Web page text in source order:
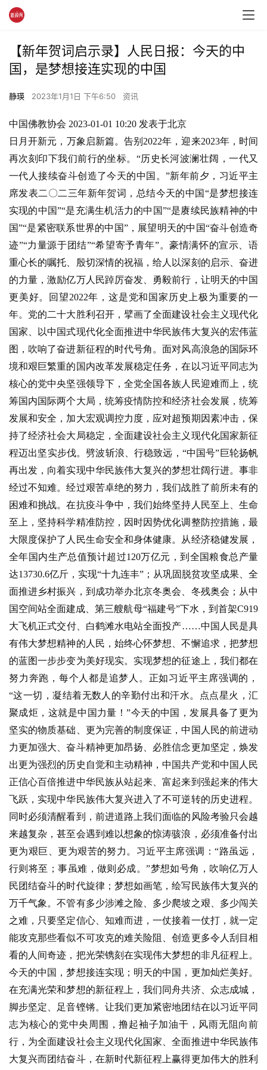
资
讯
八
点
僧
音
高
僧
访
谈
心
【新年贺词启示录】人民日报：今天的中
国，是梦想接连实现的中国
静瑛 2023年1月1日 下午6:50 资讯
中国佛教协会 2023-01-01 10:20 发表于北京
日月开新元，万象启新篇。告别2022年，迎来2023年，时间
再次刻印下我们前行的坐标。“历史长河波澜壮阔，一代又
一代人接续奋斗创造了今天的中国。”新年前夕，习近平主
席发表二〇二三年新年贺词，总结今天的中国“是梦想接连
实现的中国”“是充满生机活力的中国”“是赓续民族精神的中
国”“是紧密联系世界的中国”，展望明天的中国“奋斗创造奇
迹”“力量源于团结”“希望寄予青年”。豪情满怀的宣示、语
重心长的嘱托、殷切深情的祝福，给人以深刻的启示、奋进
的力量，激励亿万人民踔厉奋发、勇毅前行，让明天的中国
更美好。回望2022年，这是党和国家历史上极为重要的一
年。党的二十大胜利召开，擘画了全面建设社会主义现代化
国家、以中国式现代化全面推进中华民族伟大复兴的宏伟蓝
图，吹响了奋进新征程的时代号角。面对风高浪急的国际环
境和艰巨繁重的国内改革发展稳定任务，在以习近平同志为
核心的党中央坚强领导下，全党全国各族人民迎难而上，统
筹国内国际两个大局，统筹疫情防控和经济社会发展，统筹
发展和安全，加大宏观调控力度，应对超预期因素冲击，保
持了经济社会大局稳定，全面建设社会主义现代化国家新征
程迈出坚实步伐。劈波斩浪、行稳致远，“中国号”巨轮扬帆
再出发，向着实现中华民族伟大复兴的梦想壮阔行进。事非
经过不知难。经过艰苦卓绝的努力，我们战胜了前所未有的
困难和挑战。在抗疫斗争中，我们始终坚持人民至上、生命
至上，坚持科学精准防控，因时因势优化调整防控措施，最
大限度保护了人民生命安全和身体健康。从经济稳健发展，
全年国内生产总值预计超过120万亿元，到全国粮食总产量
达13730.6亿斤，实现“十九连丰”；从巩固脱贫攻坚成果、全
面推进乡村振兴，到成功举办北京冬奥会、冬残奥会；从中
国空间站全面建成、第三艘航母“福建号”下水，到首架C919
大飞机正式交付、白鹤滩水电站全面投产……中国人民是具
有伟大梦想精神的人民，始终心怀梦想、不懈追求，把梦想
的蓝图一步步变为美好现实。实现梦想的征途上，我们都在
努力奔跑，每个人都是追梦人。正如习近平主席强调的，
“这一切，凝结着无数人的辛勤付出和汗水。点点星火，汇
聚成炬，这就是中国力量！”今天的中国，发展具备了更为
坚实的物质基础、更为完善的制度保证，中国人民的前进动
力更加强大、奋斗精神更加昂扬、必胜信念更加坚定，焕发
出更为强烈的历史自觉和主动精神，中国共产党和中国人民
正信心百倍推进中华民族从站起来、富起来到强起来的伟大
飞跃，实现中华民族伟大复兴进入了不可逆转的历史进程。
同时必须清醒看到，前进道路上我们面临的风险考验只会越
来越复杂，甚至会遇到难以想象的惊涛骇浪，必须准备付出
更为艰巨、更为艰苦的努力。习近平主席强调：“路虽远，
行则将至；事虽难，做则必成。”梦想如号角，吹响亿万人
民团结奋斗的时代旋律；梦想如画笔，绘写民族伟大复兴的
万千气象。不管有多少涉滩之险、多少爬坡之艰、多少闯关
之难，只要坚定信心、知难而进，一仗接着一仗打，就一定
能攻克那些看似不可攻克的难关险阻、创造更多令人刮目相
看的人间奇迹，把光荣镌刻在实现伟大梦想的非凡征程上。
今天的中国，梦想接连实现；明天的中国，更加灿烂美好。
在充满光荣和梦想的新征程上，我们同舟共济、众志成城，
脚步坚定、足音铿锵。让我们更加紧密地团结在以习近平同
志为核心的党中央周围，撸起袖子加油干，风雨无阻向前
行，为全面建设社会主义现代化国家、全面推进中华民族伟
大复兴而团结奋斗，在新时代新征程上赢得更加伟大的胜利